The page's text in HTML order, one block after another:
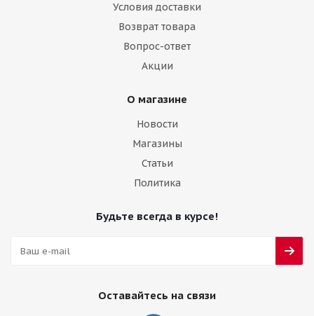
Условия доставки
Возврат товара
Вопрос-ответ
Акции
О магазине
Новости
Магазины
Статьи
Политика
Будьте всегда в курсе!
Оставайтесь на связи